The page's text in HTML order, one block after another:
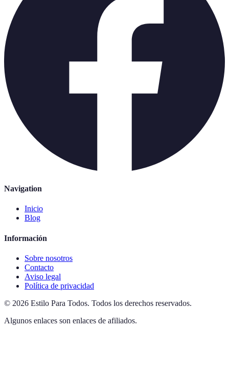
Navigation
Inicio
Blog
Información
Sobre nosotros
Contacto
Aviso legal
Política de privacidad
© 2026 Estilo Para Todos. Todos los derechos reservados.
Algunos enlaces son enlaces de afiliados.